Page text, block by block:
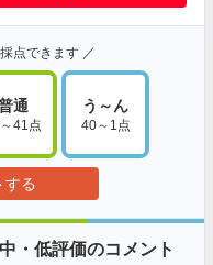
点できます ／
通
41点
う～ん
40～1点
する
中・低評価のコメント